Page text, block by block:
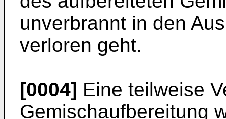
unverbrannt in den
verloren geht.
[0004] Eine teilweise
Gemischaufbereitung